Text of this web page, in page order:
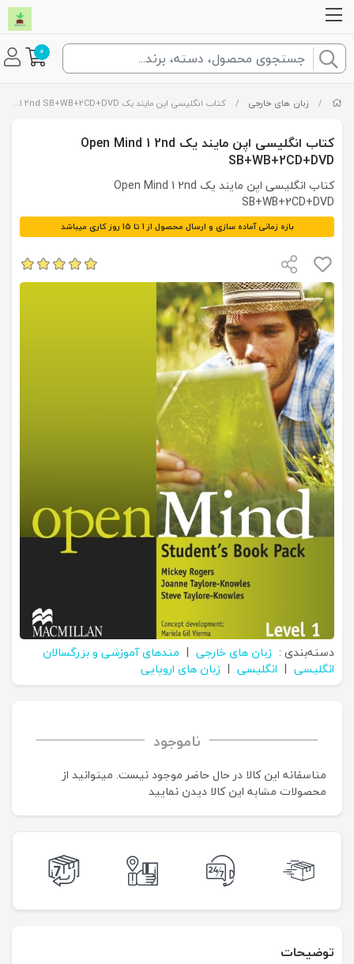
0
/ زبان های خارجی / کتاب انگلیسی اپن مایند یک Open Mind 1 2nd SB+WB+2CD+DVD
کتاب انگلیسی اپن مایند یک Open Mind 1 2nd
SB+WB+2CD+DVD
کتاب انگلیسی اپن مایند یک Open Mind 1 2nd
SB+WB+2CD+DVD
بازه زمانی آماده سازی و ارسال محصول از 1 تا 15 روز کاری میباشد
دسته‌بندی : زبان های خارجی | متدهای آموزشی و بزرگسالان
انگلیسی | انگلیسی | زبان های اروپایی
ناموجود
متاسفانه این کالا در حال حاضر موجود نیست. می‍توانید از
محصولات مشابه این کالا دیدن نمایید
توضیحات